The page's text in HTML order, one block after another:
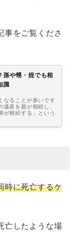
事をご覧くださ
孫や甥・姪でも相
識
なることが多いです
産を親が相続し、
が相続する」という
りも先に親が亡くな
時に死亡するケ
亡したような場